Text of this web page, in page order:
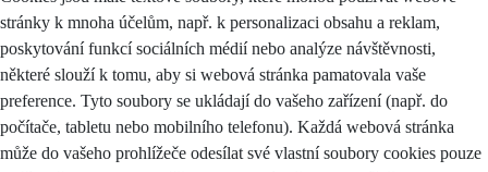
stránky k mnoha účelům, např. k personalizaci obsahu a reklam,
poskytování funkcí sociálních médií nebo analýze návštěvnosti,
některé slouží k tomu, aby si webová stránka pamatovala vaše
preference. Tyto soubory se ukládají do vašeho zařízení (např. do
počítače, tabletu nebo mobilního telefonu). Každá webová stránka
může do vašeho prohlížeče odesílat své vlastní soubory cookies pouze